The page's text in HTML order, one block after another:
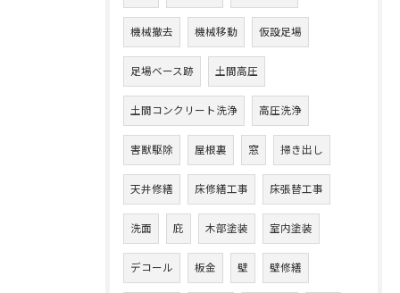
機械撤去 機械移動 仮設足場
足場ベース跡 土間高圧
土間コンクリート洗浄 高圧洗浄
害獣駆除 屋根裏 窓 掃き出し
天井修繕 床修繕工事 床張替工事
洗面 庇 木部塗装 室内塗装
デコール 板金 壁 壁修繕